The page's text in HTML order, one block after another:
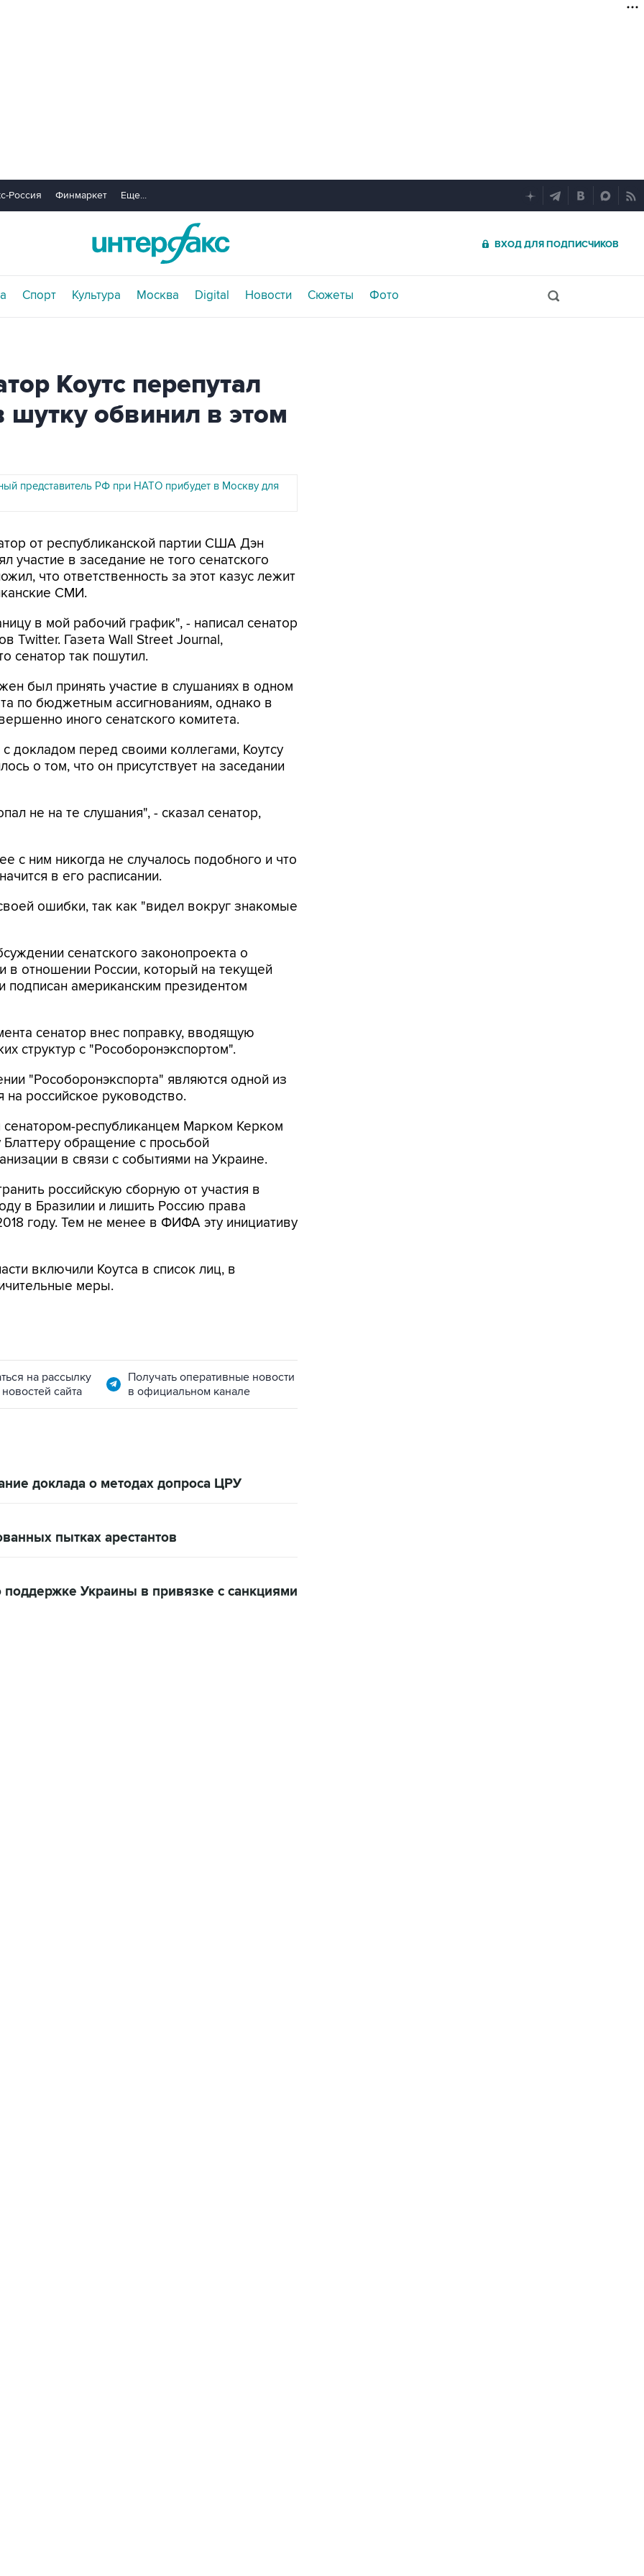
Россия Финмаркет Еще...
ВХОД ДЛЯ ПОДПИСЧИКОВ
Спорт Культура Москва Digital Новости Сюжеты Фото
Коутс перепутал
шутку обвинил в этом
представитель РФ при НАТО прибудет в Москву для
от республиканской партии США Дэн
участие в заседание не того сенатского
что ответственность за этот казус лежит
СМИ.
в мой рабочий график", - написал сенатор
Twitter. Газета Wall Street Journal,
сенатор так пошутил.
был принять участие в слушаниях в одном
по бюджетным ассигнованиям, однако в
иного сенатского комитета.
докладом перед своими коллегами, Коутсу
о том, что он присутствует на заседании
не на те слушания", - сказал сенатор,
с ним никогда не случалось подобного и что
в его расписании.
ошибки, так как "видел вокруг знакомые
сенатского законопроекта о
в отношении России, который на текущей
американским президентом
сенатор внес поправку, вводящую
структур с "Рособоронэкспортом".
"Рособоронэкспорта" являются одной из
российское руководство.
сенатором-республиканцем Марком Керком
обращение с просьбой
в связи с событиями на Украине.
российскую сборную от участия в
в Бразилии и лишить Россию права
году. Тем не менее в ФИФА эту инициативу
включили Коутса в список лиц, в
меры.
на рассылку
сайта
Получать оперативные новости
в официальном канале
доклада о методах допроса ЦРУ
пытках арестантов
Украины в привязке с санкциями